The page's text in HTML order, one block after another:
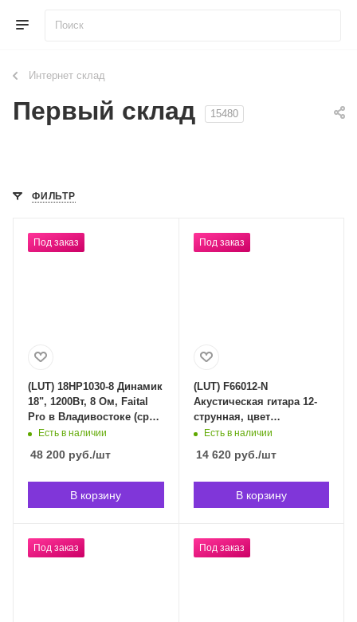
Интернет склад
Первый склад 15480
ФИЛЬТР
Под заказ
(LUT) 18HP1030-8 Динамик
18", 1200Вт, 8 Ом, Faital
Pro в Владивостоке (срок
доставки индивидуален)
Есть в наличии
48 200 руб./шт
В корзину
Под заказ
(LUT) F66012-N
Акустическая гитара 12-
струнная, цвет
натуральный, Caraya в
доставки индивидуален)
Есть в наличии
14 620руб./шт
В корзину
Под заказ Под заказ